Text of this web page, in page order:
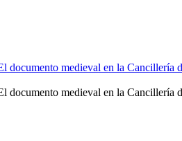
documento medieval en la Cancillería
documento medieval en la Cancillería